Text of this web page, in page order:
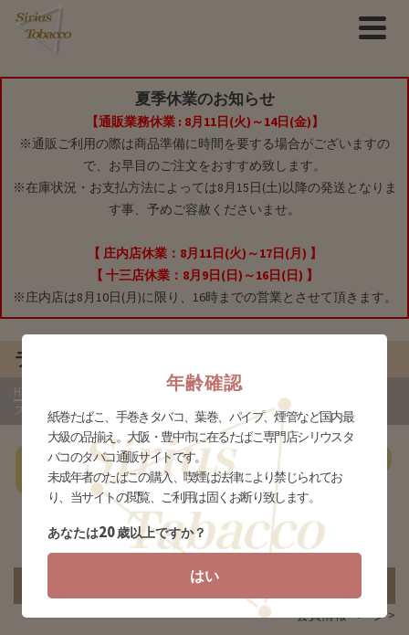
夏季休業のお知らせ
【通販業務休業 : 8月11日(火)～14日(金)】
※通販ご利用の際は商品準備に時間を要する場合がございますの
で、お早目のご注文をおすすめ致します。
※在庫状況・お支払方法によっては8月15日(土)以降の発送となりま
す事、予めご容赦くださいませ。
【 庄内店休業：8月11日(火)～17日(月) 】
【 十三店休業：8月9日(日)～16日(日) 】
※庄内店は8月10日(月)に限り、16時までの営業とさせて頂きます。
ラッキーズ
HOME 紙巻きタバコ(シガレット)»銘柄(ブランド)別
ズ
- ま行
あ行 か行 さ行 た行 な行 は行
該当する商品がありません
カートの中身を見る
会員情報ページ >
年齢確認
紙巻たばこ、手巻きタバコ、葉巻、パイプ、煙管など国内最
大級の品揃え。大阪・豊中市に在るたばこ専門店シリウスタ
バコのタバコ通販サイトです。
未成年者のたばこの購入、喫煙は法律により禁じられてお
り、当サイトの閲覧、ご利用は固くお断り致します。
あなたは20歳以上ですか？
はい